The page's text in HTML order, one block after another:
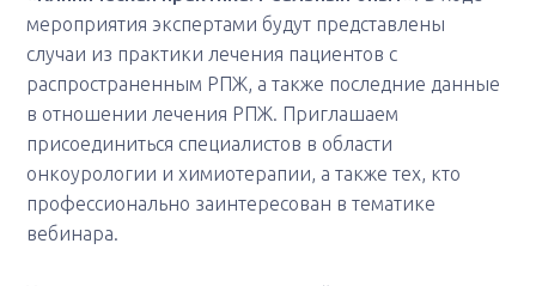
мероприятия экспертами будут представлены
случаи из практики лечения пациентов с
распространенным РПЖ, а также последние данные
в отношении лечения РПЖ. Приглашаем
присоединиться специалистов в области
онкоурологии и химиотерапии, а также тех, кто
профессионально заинтересован в тематике
вебинара.